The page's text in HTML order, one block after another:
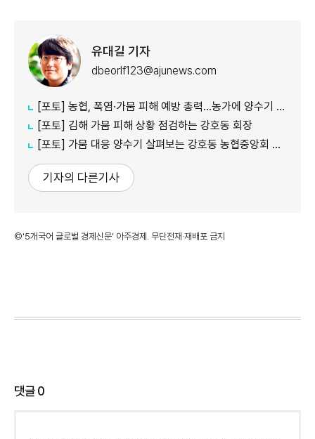
유대길 기자
dbeorlf123@ajunews.com
[포토] 농협, 폭염·가뭄 피해 예방 총력…농가에 양수기 지원
[포토] 김해 가뭄 피해 상황 점검하는 강호동 회장
[포토] 가뭄 대응 양수기 살펴보는 강호동 농협중앙회 회장
기자의 다른기사
©'5개국어 글로벌 경제신문' 아주경제. 무단전재·재배포 금지
댓글0